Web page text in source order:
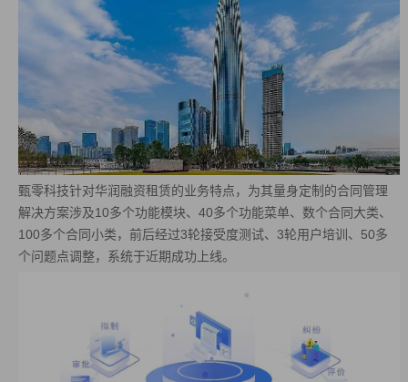
甄零科技针对华润融资租赁的业务特点，为其量身定制的合同管理
解决方案涉及10多个功能模块、40多个功能菜单、数个合同大类、
100多个合同小类，前后经过3轮接受度测试、3轮用户培训、50多
个问题点调整，系统于近期成功上线。